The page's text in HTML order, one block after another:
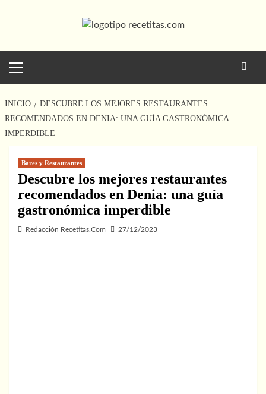
principal
INICIO
DESCUBRE LOS MEJORES RESTAURANTES
RECOMENDADOS EN DENIA: UNA GUÍA GASTRONÓMICA
IMPERDIBLE
Bares y Restaurantes
Descubre los mejores restaurantes
recomendados en Denia: una guía
gastronómica imperdible
Redacción Recetitas.Com 27/12/2023